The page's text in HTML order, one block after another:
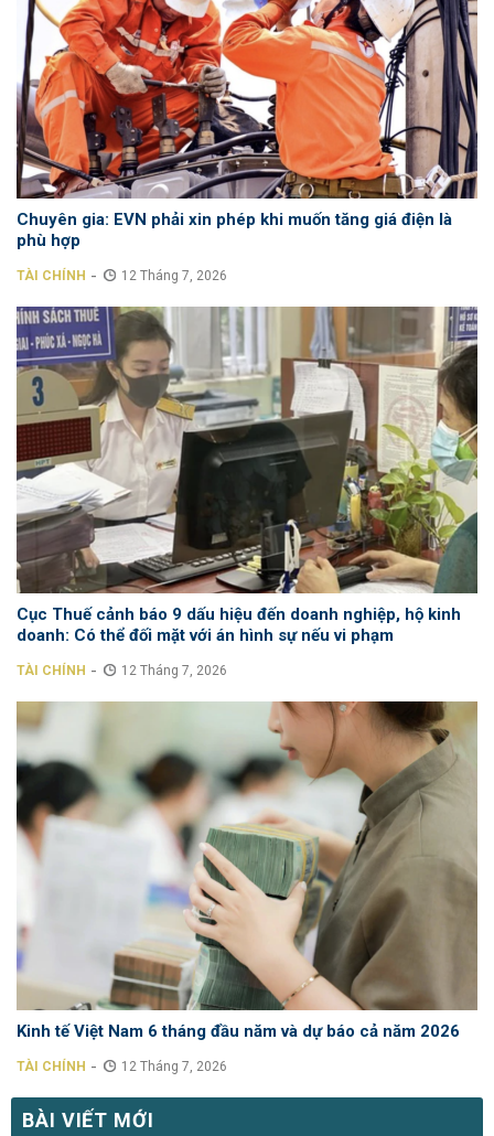
Chuyên gia: EVN phải xin phép khi muốn tăng giá điện là
phù hợp
TÀI CHÍNH - 12 Tháng 7, 2026
Cục Thuế cảnh báo 9 dấu hiệu đến doanh nghiệp, hộ kinh
doanh: Có thể đối mặt với án hình sự nếu vi phạm
TÀI CHÍNH - 12 Tháng 7, 2026
Kinh tế Việt Nam 6 tháng đầu năm và dự báo cả năm 2026
TÀI CHÍNH - 12 Tháng 7, 2026
BÀI VIẾT MỚI